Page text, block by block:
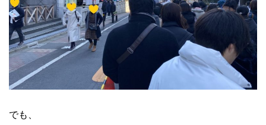
でも、